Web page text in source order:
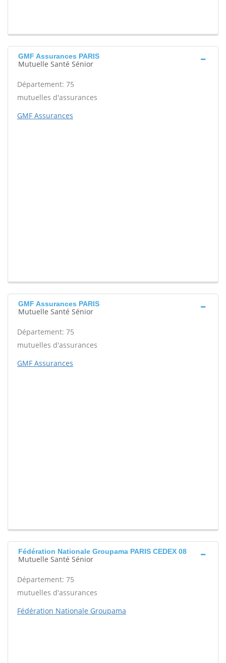
GMF Assurances PARIS
Mutuelle Santé Sénior
Département: 75
mutuelles d'assurances
GMF Assurances
GMF Assurances PARIS
Mutuelle Santé Sénior
Département: 75
mutuelles d'assurances
GMF Assurances
Fédération Nationale Groupama PARIS CEDEX 08
Mutuelle Santé Sénior
Département: 75
mutuelles d'assurances
Fédération Nationale Groupama